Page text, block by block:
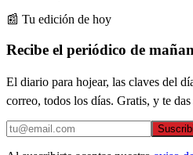
📰 Tu edición de hoy
Recibe el periódico de
El diario para hojear, las claves del
correo, todos los días. Gratis, y te